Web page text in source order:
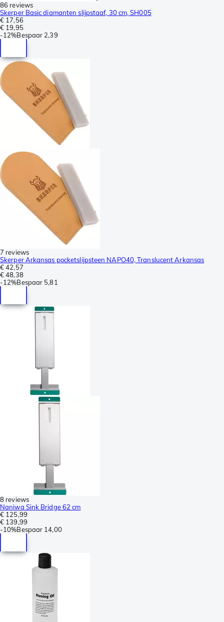
86 reviews
Skerper Basic diamanten slijpstaaf, 30 cm, SH005
€ 17,56
€ 19,95
-12%Bespaar 2,39
7 reviews
Skerper Arkansas pocketslijpsteen NAPO40, Translucent Arkansas
€ 42,57
€ 48,38
-12%Bespaar 5,81
8 reviews
Naniwa Sink Bridge 62 cm
€ 125,99
€ 139,99
-10%Bespaar 14,00